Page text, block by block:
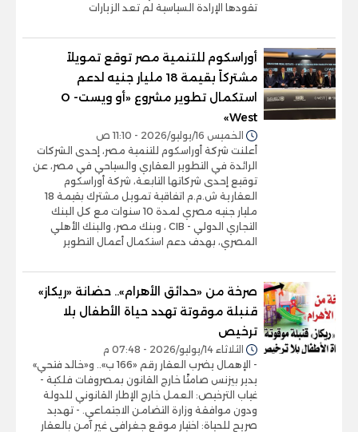
تقودها الإرادة السياسية لم تعد الزيارات
أوراسكوم للتنمية مصر توقع تمويلاً
مشتركاً بقيمة 18 مليار جنيه لدعم
استكمال تطوير مشروع «أو ويست- O
West»
الخميس 16/يوليو/2026 - 11:10 ص
أعلنت شركة أوراسكوم للتنمية مصر، إحدى الشركات
الرائدة في التطوير العقاري والسياحي في مصر، عن
توقيع إحدى شركاتها التابعة، شركة أوراسكوم
العقارية ش.م.م اتفاقية تمويل مشترك بقيمة 18
مليار جنيه مصري لمدة 10 سنوات مع كل البنك
التجاري الدولي - CIB ، وبنك مصر، والبنك الأهلي
المصري، بهدف دعم استكمال أعمال التطوير
صرخة من «حدائق الأهرام».. حضانة «ريكاز»
قنبلة موقوتة تهدد حياة الأطفال بلا
ترخيص
الثلاثاء 14/يوليو/2026 - 07:48 م
- الإهمال يضرب العقار رقم «166 ب».. و«خالد فتحي»
يدير بيزنس صامتًا خارج القانون بمصروفات فلكية -
غياب الترخيص: العمل خارج الإطار القانوني للدولة
ودون موافقة وزارة التضامن الاجتماعي. - تهديد
صريح للحياة: اختيار موقع جغرافي غير آمن بالعقار